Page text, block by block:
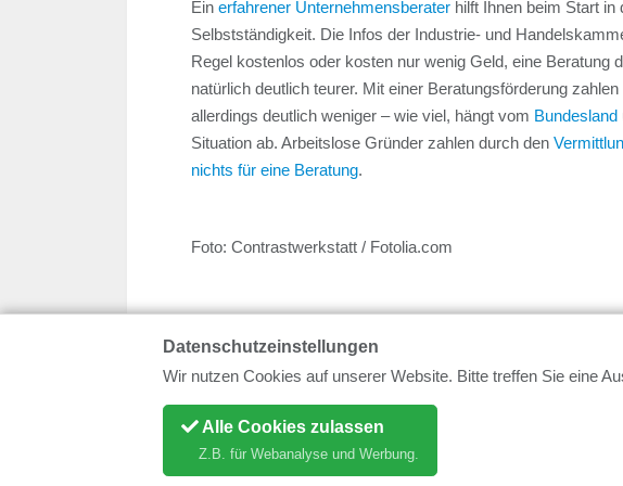
Einerfahrener Unternehmensberater hilft Ihnen beim Start in
Selbstständigkeit. Die Infos der Industrie- und
Regel kostenlos oder kosten nur wenig Geld, eine Beratung
natürlich deutlich teurer. Mit einer Beratungsförderung zahlen
allerdings deutlich weniger – wie viel, hängt vom Bundesland
Situation ab. Arbeitslose Gründer zahlen durch den
nichts für eine Beratung.
Foto: Contrastwerkstatt / Fotolia.com
Die GründerregionKölnstellt sich vor.
Datenschutzeinstellungen
Wir nutzen Cookies auf unserer Website. Bitte treffen Sie eine
Alle Cookies zulassen
Z.B. für Webanalyse und Werbung.